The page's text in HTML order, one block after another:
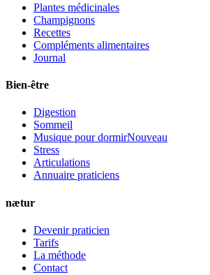
Plantes médicinales
Champignons
Recettes
Compléments alimentaires
Journal
Bien-être
Digestion
Sommeil
Musique pour dormirNouveau
Stress
Articulations
Annuaire praticiens
nætur
Devenir praticien
Tarifs
La méthode
Contact